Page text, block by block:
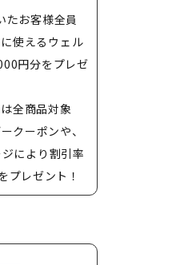
たお客様全員
使えるウェル
円分をプレゼ
全商品対象
クーポンや、
により割引率
プレゼント！